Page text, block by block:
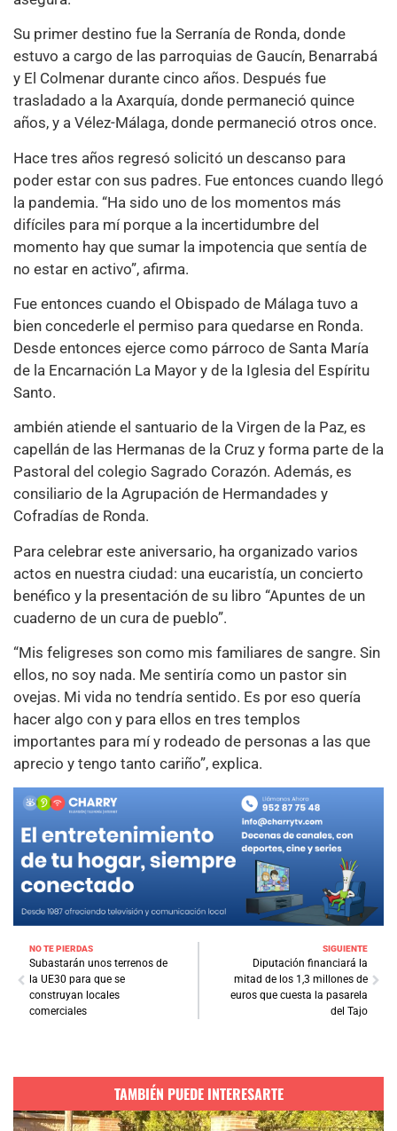
Su primer destino fue la Serranía de Ronda, donde
estuvo a cargo de las parroquias de Gaucín, Benarrabá
y El Colmenar durante cinco años. Después fue
trasladado a la Axarquía, donde permaneció quince
años, y a Vélez-Málaga, donde permaneció otros once.
Hace tres años regresó solicitó un descanso para
poder estar con sus padres. Fue entonces cuando llegó
la pandemia. “Ha sido uno de los momentos más
difíciles para mí porque a la incertidumbre del
momento hay que sumar la impotencia que sentía de
no estar en activo”, afirma.
Fue entonces cuando el Obispado de Málaga tuvo a
bien concederle el permiso para quedarse en Ronda.
Desde entonces ejerce como párroco de Santa María
de la Encarnación La Mayor y de la Iglesia del Espíritu
Santo.
ambién atiende el santuario de la Virgen de la Paz, es
capellán de las Hermanas de la Cruz y forma parte de la
Pastoral del colegio Sagrado Corazón. Además, es
consiliario de la Agrupación de Hermandades y
Cofradías de Ronda.
Para celebrar este aniversario, ha organizado varios
actos en nuestra ciudad: una eucaristía, un concierto
benéfico y la presentación de su libro “Apuntes de un
cuaderno de un cura de pueblo”.
“Mis feligreses son como mis familiares de sangre. Sin
ellos, no soy nada. Me sentiría como un pastor sin
ovejas. Mi vida no tendría sentido. Es por eso quería
hacer algo con y para ellos en tres templos
importantes para mí y rodeado de personas a las que
aprecio y tengo tanto cariño”, explica.
NO TE PIERDAS
Subastarán unos terrenos de
la UE30 para que se
construyan locales
comerciales
SIGUIENTE
Diputación financiará la
mitad de los 1,3 millones de
euros que cuesta la pasarela
del Tajo
TAMBIÉN PUEDE INTERESARTE